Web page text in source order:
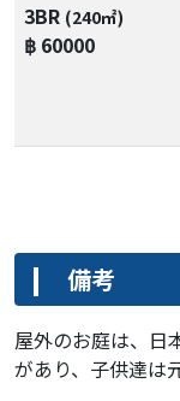
3BR (240㎡)
฿ 60000
備考
屋外のお庭は、日
があり、子供達は